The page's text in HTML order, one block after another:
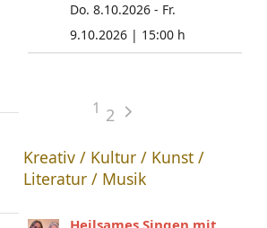
Do. 8.10.2026 - Fr.
9.10.2026 | 15:00 h
1 2
Kreativ / Kultur / Kunst /
Literatur / Musik
Heilsames Singen mit